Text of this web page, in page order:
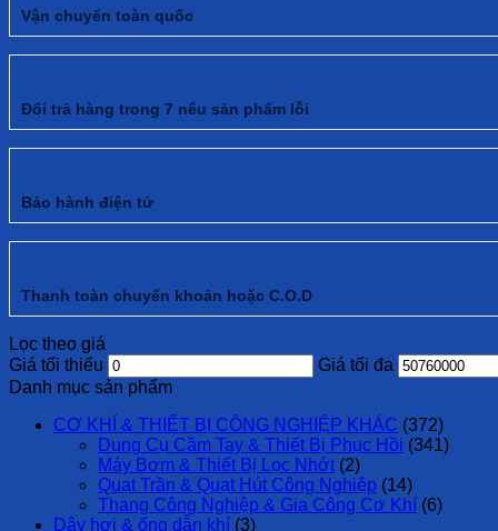
Vận chuyển toàn quốc
Đổi trả hàng trong 7 nếu sản phẩm lỗi
Bảo hành điện tử
Thanh toàn chuyển khoản hoặc C.O.D
Lọc theo giá
Giá tối thiểu
Giá tối đa
Danh mục sản phẩm
CƠ KHÍ & THIẾT BỊ CÔNG NGHIỆP KHÁC (372)
Dụng Cụ Cầm Tay & Thiết Bị Phục Hồi (341)
Máy Bơm & Thiết Bị Lọc Nhớt (2)
Quạt Trần & Quạt Hút Công Nghiệp (14)
Thang Công Nghiệp & Gia Công Cơ Khí (6)
Dây hơi & ống dẫn khí (3)